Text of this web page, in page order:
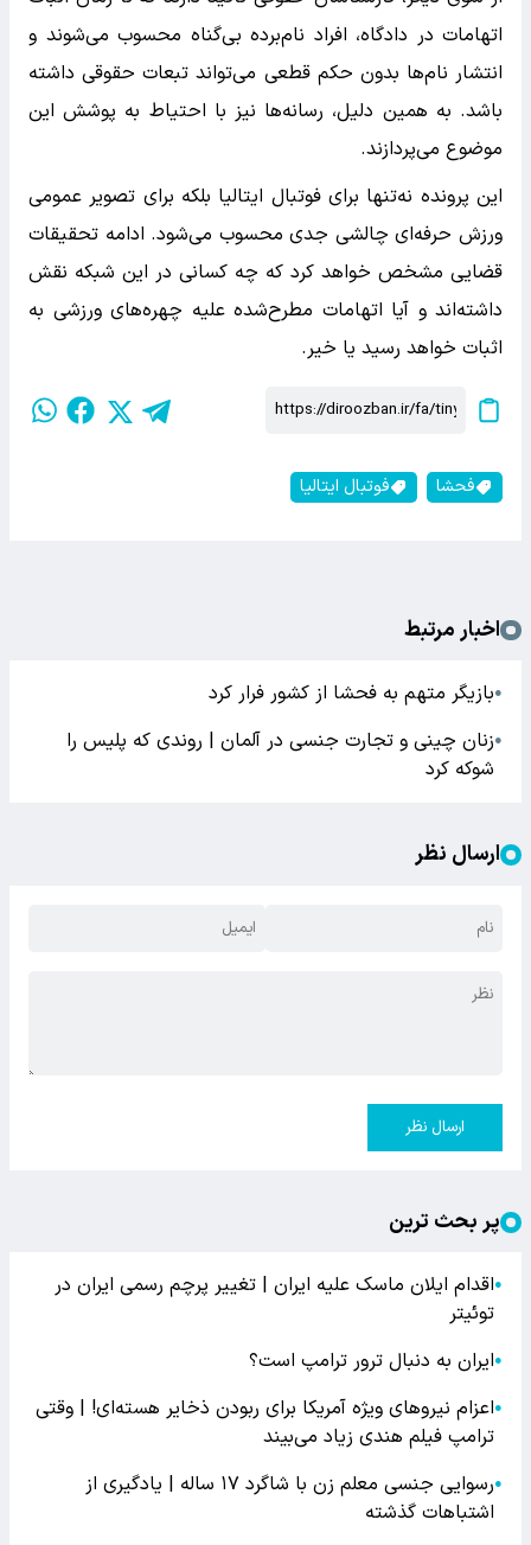
اتهامات در دادگاه، افراد نام‌برده بی‌گناه محسوب می‌شوند و
انتشار نام‌ها بدون حکم قطعی می‌تواند تبعات حقوقی داشته
باشد. به همین دلیل، رسانه‌ها نیز با احتیاط به پوشش این
موضوع می‌پردازند.
این پرونده نه‌تنها برای فوتبال ایتالیا بلکه برای تصویر عمومی
ورزش حرفه‌ای چالشی جدی محسوب می‌شود. ادامه تحقیقات
قضایی مشخص خواهد کرد که چه کسانی در این شبکه نقش
داشته‌اند و آیا اتهامات مطرح‌شده علیه چهره‌های ورزشی به
اثبات خواهد رسید یا خیر.
فحشا فوتبال ایتالیا
اخبار مرتبط
●بازیگر متهم به فحشا از کشور فرار کرد
●زنان چینی و تجارت جنسی در آلمان | روندی که پلیس را
شوکه کرد
ارسال نظر
ارسال نظر
پر بحث ترین
●اقدام ایلان ماسک علیه ایران | تغییر پرچم رسمی ایران در
توئیتر
●ایران به دنبال ترور ترامپ است؟
●اعزام نیروهای ویژه آمریکا برای ربودن ذخایر هسته‌ای! | وقتی
ترامپ فیلم هندی زیاد می‌بیند
●
رسوایی جنسی معلم زن با شاگرد ۱۷ ساله | یادگیری از
اشتباهات گذشته